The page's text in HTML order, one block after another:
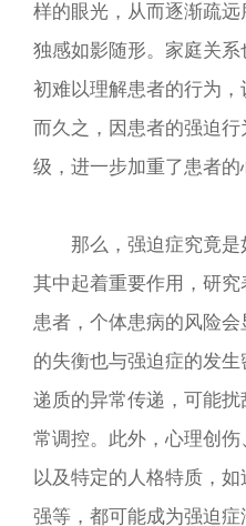
样的眼光，从而逐渐疏
独感如影随形。家庭关
初难以理解患者的行为，
而久之，因患者的强迫
级，进一步加重了患者的
那么，强迫症究竟是
其中起着重要作用，研
患者，个体患病的风险
的失衡也与强迫症的发
递质的异常传递，可能
常调控。此外，心理创
以及特定的人格特质，
强等，都可能成为强迫症